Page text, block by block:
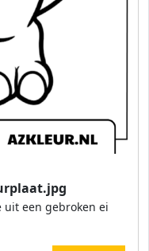
uit een gebroken ei